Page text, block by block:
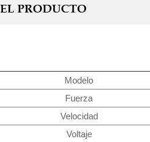
PRODUCTO
Modelo
Fuerza
Velocidad
Voltaje